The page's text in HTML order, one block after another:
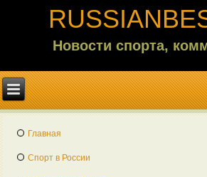
Новости спорта,
Главная
Спорт в России